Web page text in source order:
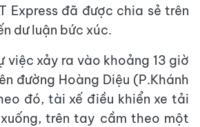
Express đã được chia sẻ trên
dư luận bức xúc.
việc xảy ra vào khoảng 13 giờ
đường Hoàng Diệu (P.Khánh
đó, tài xế điều khiển xe tải
trên tay cầm theo một